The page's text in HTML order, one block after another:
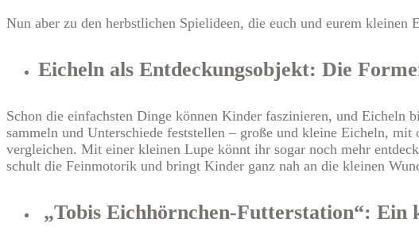
Nun aber zu den herbstlichen Spielideen, die euch und eurem kleinen
Eicheln als Entdeckungsobjekt: Die
Schon die einfachsten Dinge können Kinder faszinieren, und Eicheln
sammeln und Unterschiede feststellen – große und kleine Eicheln,
vergleichen. Mit einer kleinen Lupe könnt ihr sogar noch mehr
schult die Feinmotorik und bringt Kinder ganz nah an die kleinen
„Tobis Eichhörnchen-Futterstation“: